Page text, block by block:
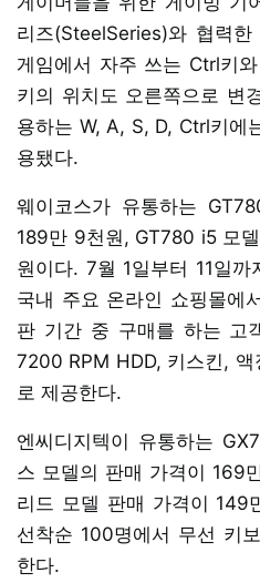
리즈(SteelSeries)와 협력
게임에서 자주 쓰는 Ctrl키
키의 위치도 오른쪽으로 변
용하는 W, A, S, D, Ctrl키에
용됐다.
웨이코스가 유통하는
189만 9천원, GT780 i5 모
원이다. 7월 1일부터 11일
국내 주요 온라인 쇼핑몰에
판 기간 중 구매를 하는 고
7200 RPM HDD, 키스킨, 액
로 제공한다.
엔씨디지텍이 유통하는
스 모델의 판매 가격이 169
리드 모델 판매 가격이 149
선착순 100명에서 무선 키
한다.